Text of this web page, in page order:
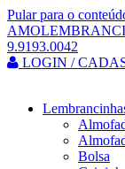
Pular para o
9.9193.0042
LOGIN /
Bolsa